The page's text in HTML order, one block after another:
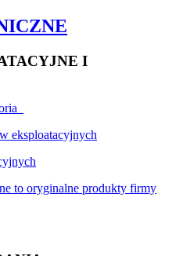
I
eksploatacyjnych
to oryginalne produkty firmy